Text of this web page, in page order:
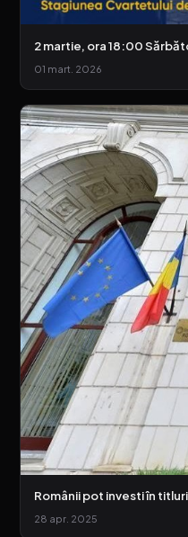
2 martie, ora 18:00
01 mart. 2026
Românii pot investi în
28 apr. 2025